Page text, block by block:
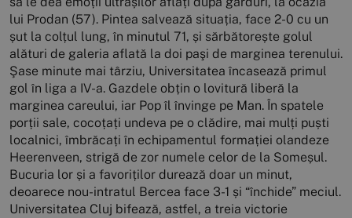
lui Prodan (57). Pintea salvează situația, face 2-0 cu un
șut la colțul lung, în minutul 71, și sărbătorește golul
alături de galeria aflată la doi paşi de marginea terenului.
Şase minute mai târziu, Universitatea încasează primul
gol în liga a IV-a. Gazdele obțin o lovitură liberă la
marginea careului, iar Pop îl învinge pe Man. În spatele
porții sale, cocoțați undeva pe o clădire, mai mulți puști
localnici, îmbrăcați în echipamentul formației olandeze
Heerenveen, strigă de zor numele celor de la Someșul.
Bucuria lor și a favoriților durează doar un minut,
deoarece nou-intratul Bercea face 3-1 și “închide” meciul.
Universitatea Cluj bifează, astfel, a treia victorie